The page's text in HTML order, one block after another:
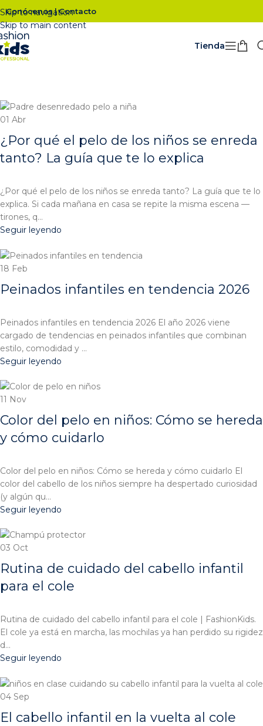
Skip to navigation
Skip to main content
Conócenos|Contacto
Tienda
01 Abr
¿Por qué el pelo de los niños se enreda
tanto? La guía que te lo explica
¿Por qué el pelo de los niños se enreda tanto? La guía que te lo
explica. Si cada mañana en casa se repite la misma escena —
tirones, q...
Seguir leyendo
18 Feb
Peinados infantiles en tendencia 2026
Peinados infantiles en tendencia 2026 El año 2026 viene
cargado de tendencias en peinados infantiles que combinan
estilo, comodidad y ...
Seguir leyendo
11 Nov
Color del pelo en niños: Cómo se hereda
y cómo cuidarlo
Color del pelo en niños: Cómo se hereda y cómo cuidarlo El
color del cabello de los niños siempre ha despertado curiosidad
(y algún qu...
Seguir leyendo
03 Oct
Rutina de cuidado del cabello infantil
para el cole
Rutina de cuidado del cabello infantil para el cole | FashionKids.
El cole ya está en marcha, las mochilas ya han perdido su rigidez
d...
Seguir leyendo
04 Sep
El cabello infantil en la vuelta al cole